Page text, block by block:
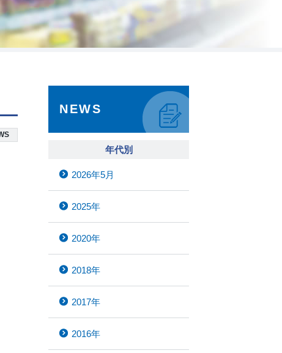
NEWS
年代別
2026年5月
2025年
2020年
2018年
2017年
2016年